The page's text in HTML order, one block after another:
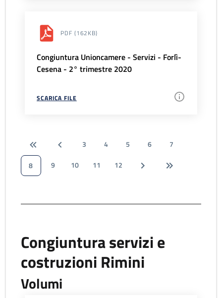
PDF (162KB)
Congiuntura Unioncamere - Servizi - Forlì-
Cesena - 2° trimestre 2020
SCARICA FILE
3 4 5 6
7
8
9 10 11 12
Congiuntura servizi e
costruzioni Rimini
Volumi